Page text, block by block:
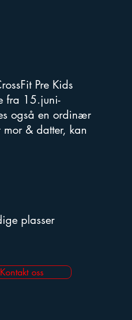
Pre Kids
fra 15.juni-
også en ordinær
& datter, kan
plasser
Kontakt oss